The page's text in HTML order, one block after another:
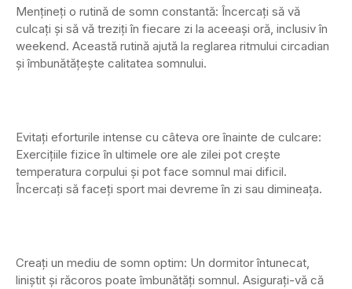
Mențineți o rutină de somn constantă: Încercați să vă
culcați și să vă treziți în fiecare zi la aceeași oră, inclusiv în
weekend. Această rutină ajută la reglarea ritmului circadian
și îmbunătățește calitatea somnului.
Evitați eforturile intense cu câteva ore înainte de culcare:
Exercițiile fizice în ultimele ore ale zilei pot crește
temperatura corpului și pot face somnul mai dificil.
Încercați să faceți sport mai devreme în zi sau dimineața.
Creați un mediu de somn optim: Un dormitor întunecat,
liniștit și răcoros poate îmbunătăți somnul. Asigurați-vă că